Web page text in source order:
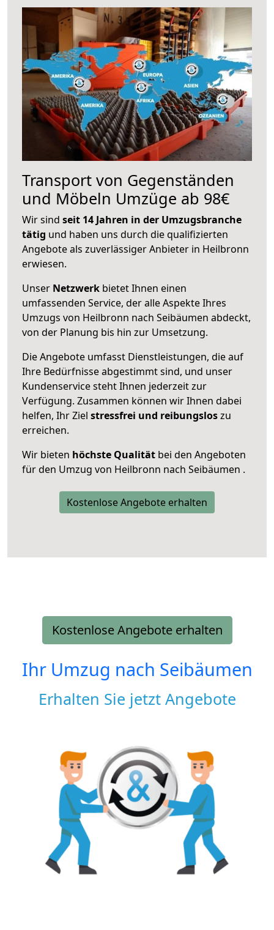
Transport von Gegenständen
und Möbeln Umzüge ab 98€
Wir sind seit 14 Jahren in der Umzugsbranche
tätig und haben uns durch die qualifizierten
Angebote als zuverlässiger Anbieter in Heilbronn
erwiesen.
Unser Netzwerk bietet Ihnen einen
umfassenden Service, der alle Aspekte Ihres
Umzugs von Heilbronn nach Seibäumen abdeckt,
von der Planung bis hin zur Umsetzung.
Die Angebote umfasst Dienstleistungen, die auf
Ihre Bedürfnisse abgestimmt sind, und unser
Kundenservice steht Ihnen jederzeit zur
Verfügung. Zusammen können wir Ihnen dabei
helfen, Ihr Ziel stressfrei und reibungsloszu
erreichen.
Wir bieten höchste Qualität bei den Angeboten
für den Umzug von Heilbronn nach Seibäumen .
Kostenlose Angebote erhalten
Kostenlose Angebote erhalten
Ihr Umzug nach Seibäumen
Erhalten Sie jetzt Angebote